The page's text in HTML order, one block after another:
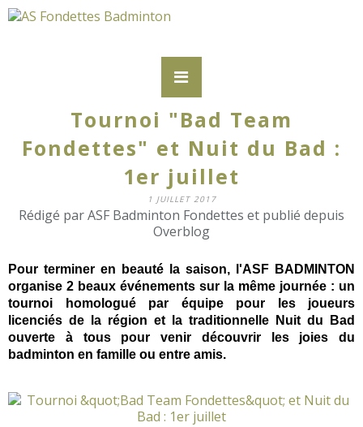
Tournoi "Bad Team
Fondettes" et Nuit du Bad :
1er juillet
1 JUILLET 2017
Rédigé par ASF Badminton Fondettes et publié depuis
Overblog
Pour terminer en beauté la saison, l'ASF BADMINTON
organise 2 beaux événements sur la même journée : un
tournoi homologué par équipe pour les joueurs
licenciés de la région et la traditionnelle Nuit du Bad
ouverte à tous pour venir découvrir les joies du
badminton en famille ou entre amis.